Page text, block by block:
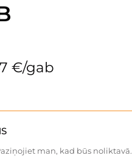
€/gab
man, kad būs noliktavā.